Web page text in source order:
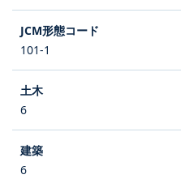
101-1
6
6